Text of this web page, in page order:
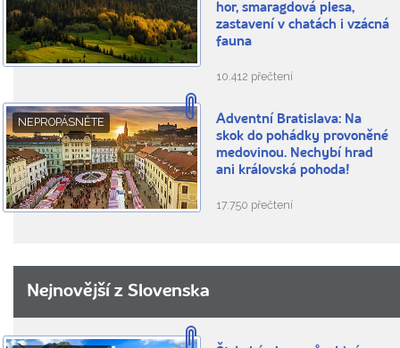
hor, smaragdová plesa,
zastavení v chatách i vzácná
fauna
10.412 přečtení
NEPROPÁSNĚTE
Adventní Bratislava: Na
skok do pohádky provoněné
medovinou. Nechybí hrad
ani královská pohoda!
17.750 přečtení
Nejnovější z Slovenska